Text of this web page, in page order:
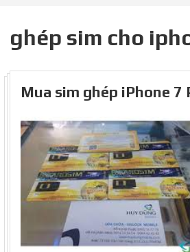
ghép sim cho
Mua sim ghép iPhone 7